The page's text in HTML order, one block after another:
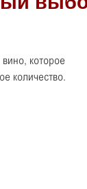
которое
количество.